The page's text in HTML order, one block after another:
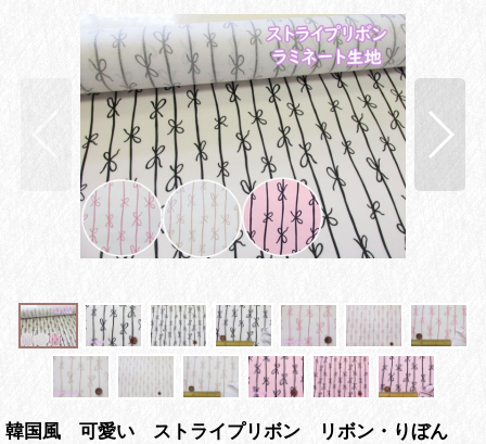
韓国風 可愛い ストライプリボン リボン・りぼん